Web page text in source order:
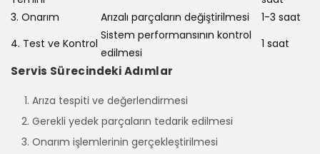
3. Onarım
Arızalı parçaların değiştirilmesi
1-3 saat
4. Test ve Kontrol
Sistem performansının kontrol
edilmesi
1 saat
Servis Sürecindeki Adımlar
Arıza tespiti ve değerlendirmesi
Gerekli yedek parçaların tedarik edilmesi
Onarım işlemlerinin gerçekleştirilmesi